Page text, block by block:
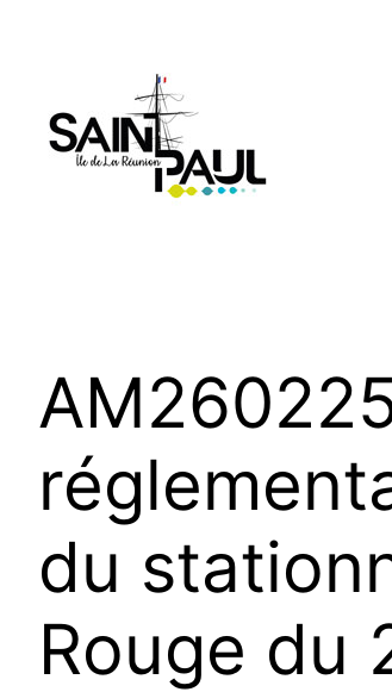
du
Rouge du